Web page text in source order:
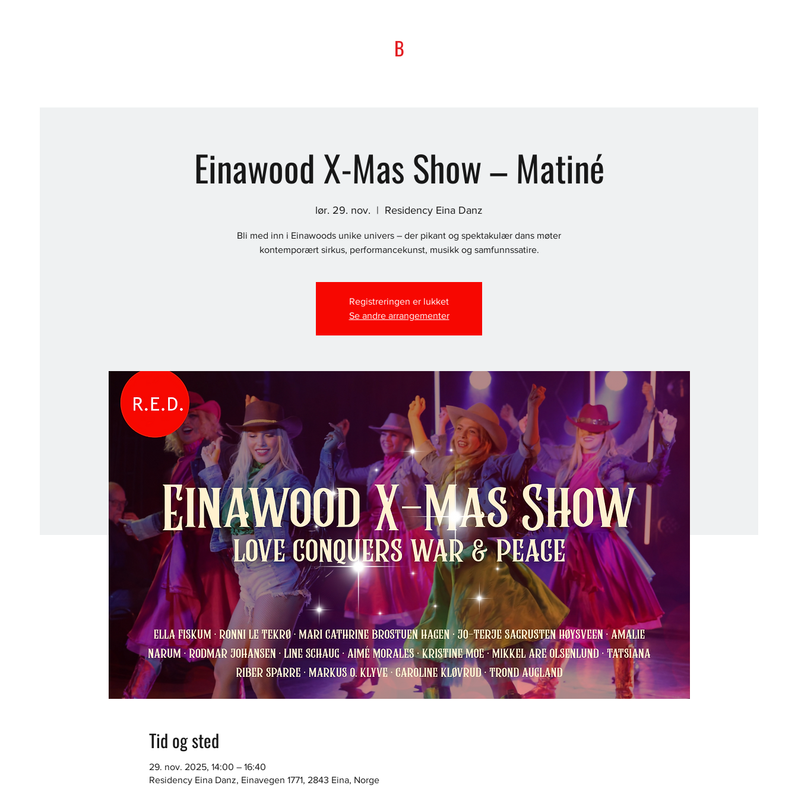
B
Einawood X-Mas Show – Matiné
lør. 29. nov.
  |
Residency Eina Danz
Bli med inn i Einawoods unike univers – der pikant og spektakulær dans møter
kontemporært sirkus, performancekunst, musikk og samfunnssatire.
Registreringen er lukket
Se andre arrangementer
Tid og sted
29. nov. 2025, 14:00 – 16:40
Residency Eina Danz, Einavegen 1771, 2843 Eina, Norge